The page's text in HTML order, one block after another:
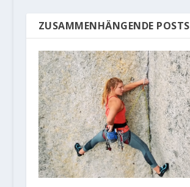
ZUSAMMENHÄNGENDE POSTS